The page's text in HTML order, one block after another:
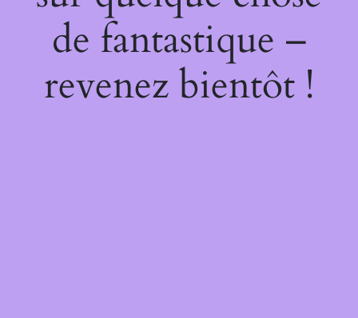
de fantastique –
revenez bientôt !